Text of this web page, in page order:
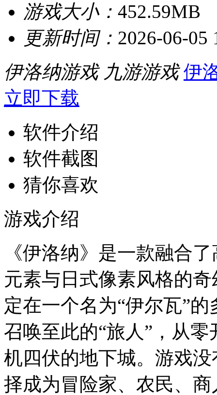
游戏大小： 452.59MB
更新时间： 2026-06-05
伊洛纳游戏 九游游戏 伊
立即下载
软件介绍
软件截图
猜你喜欢
游戏介绍
《伊洛纳》是一款融合
元素与日式像素风格的
定在一个名为“伊尔瓦”
召唤至此的“旅人”，从
机四伏的地下城。游戏
择成为冒险家、农民、